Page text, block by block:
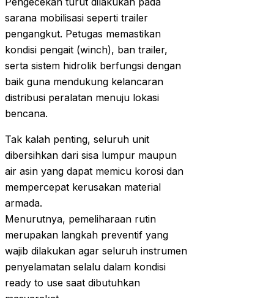
sarana mobilisasi seperti trailer
pengangkut. Petugas memastikan
kondisi pengait (winch), ban trailer,
serta sistem hidrolik berfungsi dengan
baik guna mendukung kelancaran
distribusi peralatan menuju lokasi
bencana.
Tak kalah penting, seluruh unit
dibersihkan dari sisa lumpur maupun
air asin yang dapat memicu korosi dan
mempercepat kerusakan material
armada.
Menurutnya, pemeliharaan rutin
merupakan langkah preventif yang
wajib dilakukan agar seluruh instrumen
penyelamatan selalu dalam kondisi
ready to use saat dibutuhkan